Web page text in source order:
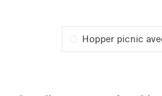
Hopper picnic